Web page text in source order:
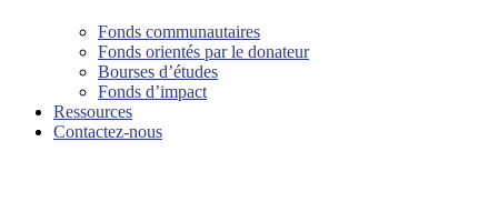
Fonds communautaires
Fonds orientés par le donateur
Bourses d’études
Fonds d’impact
Ressources
Contactez-nous